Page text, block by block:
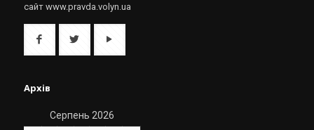
сайт www.pravda.volyn.ua
Архів
Серпень 2026